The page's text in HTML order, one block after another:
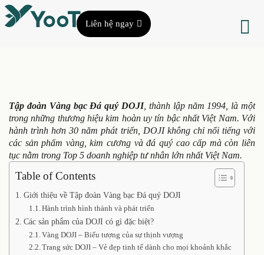
Liên hệ ngay
Tập đoàn Vàng bạc Đá quý DOJI, thành lập năm 1994, là một
trong những thương hiệu kim hoàn uy tín bậc nhất Việt Nam. Với
hành trình hơn 30 năm phát triển, DOJI không chỉ nổi tiếng với
các sản phẩm vàng, kim cương và đá quý cao cấp mà còn liên
tục nằm trong Top 5 doanh nghiệp tư nhân lớn nhất Việt Nam.
Table of Contents
Giới thiệu về Tập đoàn Vàng bạc Đá quý DOJI
Hành trình hình thành và phát triển
Các sản phẩm của DOJI có gì đặc biệt?
Vàng DOJI – Biểu tượng của sự thịnh vượng
Trang sức DOJI – Vẻ đẹp tinh tế dành cho mọi khoảnh khắc